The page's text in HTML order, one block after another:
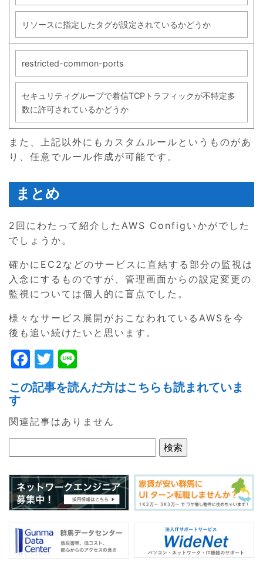
リソースに指定したタグが設定されているかどうか
restricted-common-ports
セキュリティグループで着信TCPトラフィックが不特定多
数に許可されているかどうか
また、上記以外にもカスタムルールというものがあ
り、任意でルール作成が可能です。
まとめ
2回にわたって紹介したAWS Configいかがでした
でしょうか。
確かにEC2などのサービスに直結する部分の監視は
入念にするものですが、管理画面からの設定変更の
監視については個人的に盲点でした。
様々なサービス展開がおこなわれているAWSを今
後も追い続けたいと思います。
F
a
c
e
b
o
o
k
T
w
itt
er
n
e
この記事を読んだ方はこちらも読まれていま
す
関連記事はありません